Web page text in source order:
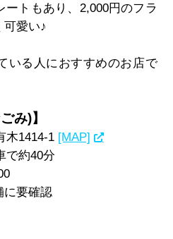
トもあり、 2,000円のフラ
可愛い♪
いる人におすすめのお店で
み)】
木1414-1 [MAP]
で約40分
要確認